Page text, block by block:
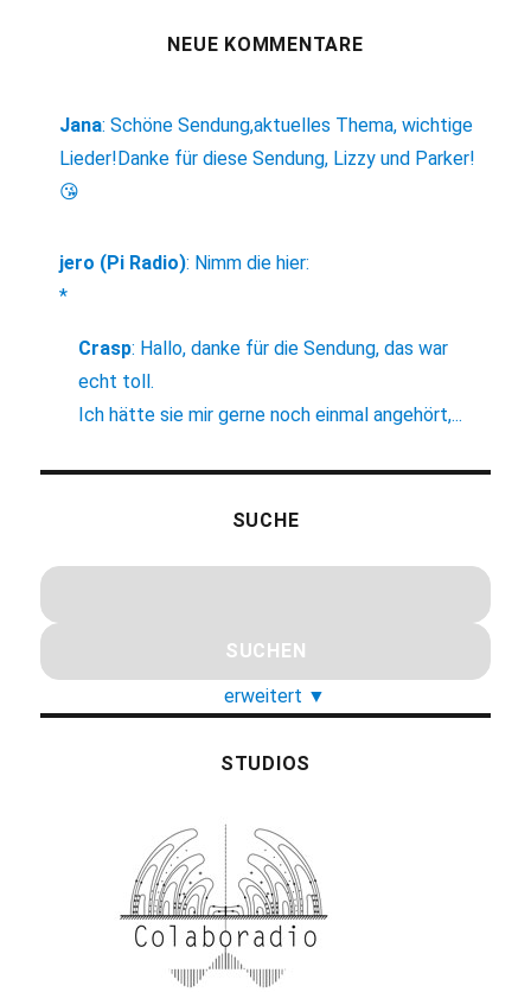
NEUE KOMMENTARE
Jana:Schöne Sendung,aktuelles Thema, wichtige
Lieder!Danke für diese Sendung, Lizzy und Parker!
😘
jero (Pi Radio): Nimm die hier:
*
Crasp: Hallo, danke für die Sendung, das war
echt toll.
Ich hätte sie mir gerne noch einmal angehört,...
SUCHE
erweitert ▼
STUDIOS